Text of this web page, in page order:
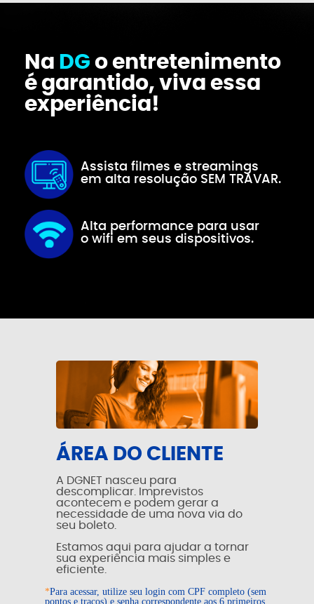
Na DG o entretenimento
é garantido, viva essa
experiência!
Assista filmes e streamings
em alta resolução SEM TRAVAR.
Alta performance para usar
o wifi em seus dispositivos.
ÁREA DO CLIENTE
A DGNET nasceu para
descomplicar. Imprevistos
acontecem e podem gerar a
necessidade de uma nova via do
seu boleto.
Estamos aqui para ajudar a tornar
sua experiência mais simples e
eficiente.
*Para acessar, utilize seu login com CPF completo (sem
pontos e traços) e senha correspondente aos 6 primeiros